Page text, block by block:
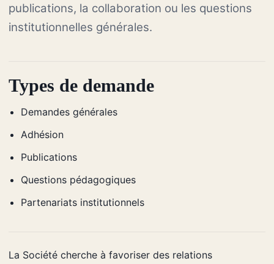
publications, la collaboration ou les questions
institutionnelles générales.
Types de demande
Demandes générales
Adhésion
Publications
Questions pédagogiques
Partenariats institutionnels
La Société cherche à favoriser des relations